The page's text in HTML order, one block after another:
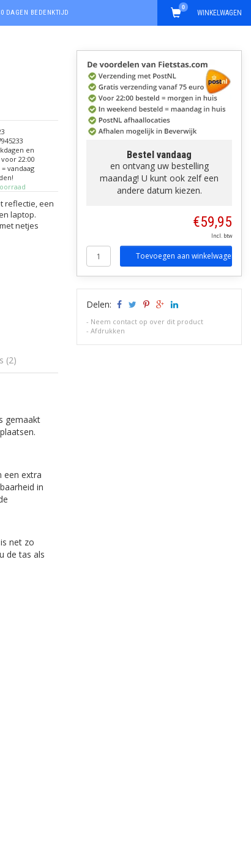
DAGEN BEDENKTIJD WINKELWAGEN
0
en
22:00
vandaag
reflectie, een
laptop.
netjes
(2)
gemaakt
een extra
in
net zo
de tas als
Bestel vandaag
en ontvang uw bestelling
maandag! U kunt ook zelf een
andere datum kiezen.
€59,95
Incl. btw
Toevoegen aan winkelwagen
Delen:
- Neem contact op over dit product
-Afdrukken